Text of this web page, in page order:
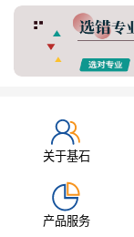
关于基石
产品服务